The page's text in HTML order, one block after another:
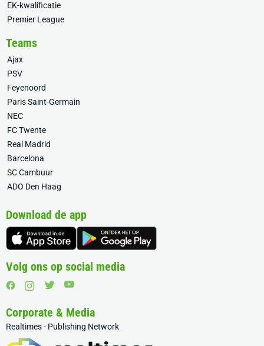
EK-kwalificatie
Premier League
Teams
Ajax
PSV
Feyenoord
Paris Saint-Germain
NEC
FC Twente
Real Madrid
Barcelona
SC Cambuur
ADO Den Haag
Download de app
Volg ons op social media
Corporate & Media
Realtimes - Publishing Network